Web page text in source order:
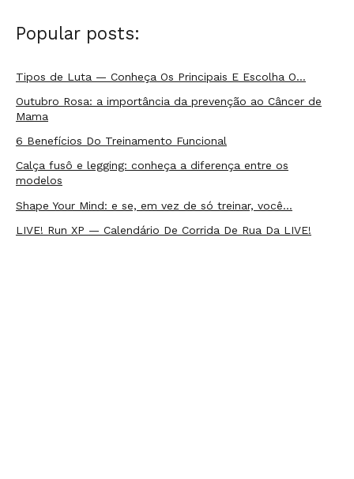
Popular posts:
Tipos de Luta — Conheça Os Principais E Escolha O…
Outubro Rosa: a importância da prevenção ao Câncer de
Mama
6 Benefícios Do Treinamento Funcional
Calça fusô e legging: conheça a diferença entre os
modelos
Shape Your Mind: e se, em vez de só treinar, você…
LIVE! Run XP — Calendário De Corrida De Rua Da LIVE!